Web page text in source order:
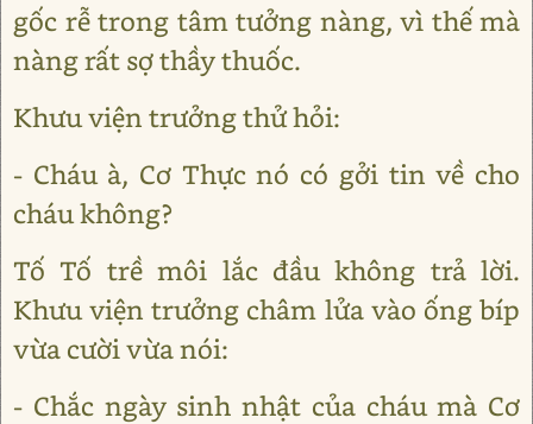
gốc rễ trong tâm tưởng nàng, vì thế mà
nàng rất sợ thầy thuốc.
Khưu viện trưởng thử hỏi:
- Cháu à, Cơ Thực nó có gởi tin về cho
cháu không?
Tố Tố trề môi lắc đầu không trả lời.
Khưu viện trưởng châm lửa vào ống bíp
vừa cười vừa nói:
- Chắc ngày sinh nhật của cháu mà Cơ